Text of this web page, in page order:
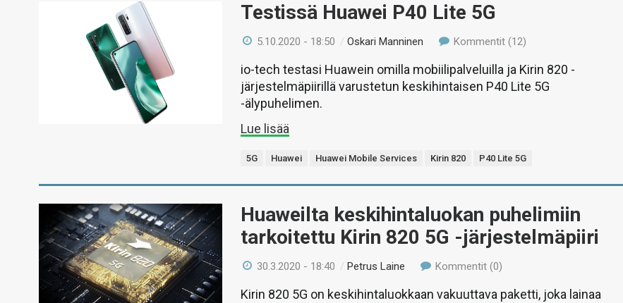
Testissä Huawei P40 Lite 5G
5.10.2020 - 18:50 /Oskari Manninen Kommentit (12)
io-tech testasi Huawein omilla mobiilipalveluilla ja Kirin 820 -
järjestelmäpiirillä varustetun keskihintaisen P40 Lite 5G
-älypuhelimen.
Lue lisää
5G Huawei Huawei Mobile Services Kirin 820 P40 Lite 5G
Huaweilta keskihintaluokan puhelimiin
tarkoitettu Kirin 820 5G -järjestelmäpiiri
30.3.2020 - 18:40 /Petrus Laine Kommentit (0)
Kirin 820 5G on keskihintaluokkaan vakuuttava paketti, joka lainaa